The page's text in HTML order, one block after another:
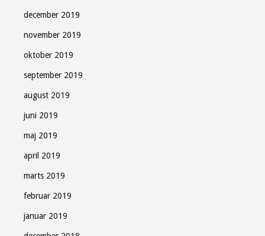
december 2019
november 2019
oktober 2019
september 2019
august 2019
juni 2019
maj 2019
april 2019
marts 2019
februar 2019
januar 2019